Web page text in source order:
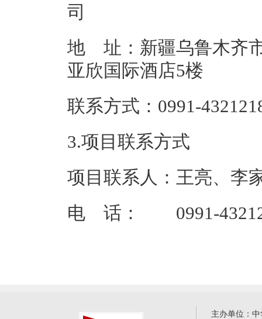
地 址：新疆乌鲁木齐
亚欣国
联系方式：
3.项目联系方式
项目联系人：王亮、李
电 话： 0991-
主办单位：